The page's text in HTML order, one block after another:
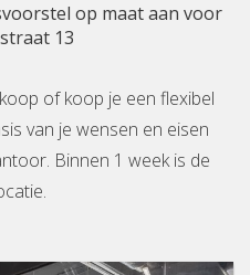
op maat aan voor
13
of koop je een flexibel
van je wensen en eisen
Binnen 1 week is de